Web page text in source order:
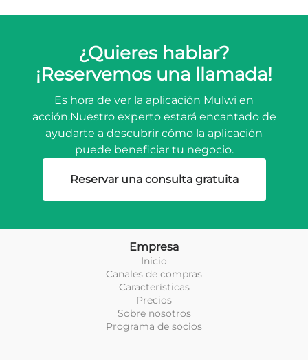
¿Quieres hablar?
¡Reservemos una llamada!
Es hora de ver la aplicación Mulwi en
acción.Nuestro experto estará encantado de
ayudarte a descubrir cómo la aplicación
puede beneficiar tu negocio.
Reservar una consulta gratuita
Empresa
Inicio
Canales de compras
Características
Precios
Sobre nosotros
Programa de socios